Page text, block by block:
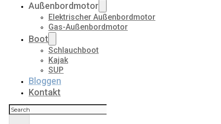
Außenbordmotor
Elektrischer Außenbordmotor
Gas-Außenbordmotor
Boot
Schlauchboot
Kajak
SUP
Bloggen
Kontakt
Suchen